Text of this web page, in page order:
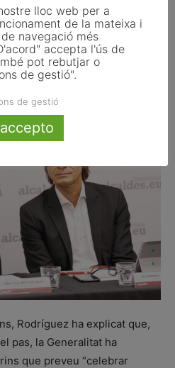
amb la presència del
Fernàndez, el qual ha
la “primera vegada” en què
característiques amb
Rodríguez ha explicat que,
pas, la Generalitat ha
que preveu “celebrar
lloc web per a
de la mateixa i
navegació més
accepta l'ús de
pot rebutjar o
de gestió".
de gestió